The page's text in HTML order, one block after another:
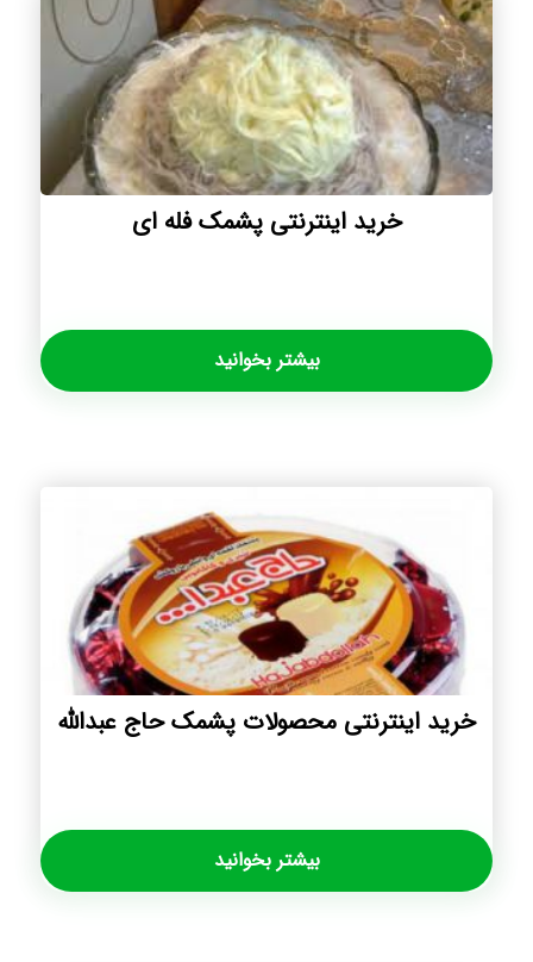
خرید اینترنتی پشمک فله ای
بیشتر بخوانید
خرید اینترنتی محصولات پشمک حاج عبدالله
بیشتر بخوانید